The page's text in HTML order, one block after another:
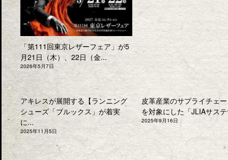
「第111回東京レザーフェア」が5
月21日（木）、22日（金...
2026年5月7日
アキレスが展開する【ランニング
シューズ「ブルックス」が着実
に...
2025年11月5日
皮革産業のサプライチェ
を対象にした「JLIAサス
2025年9月16日